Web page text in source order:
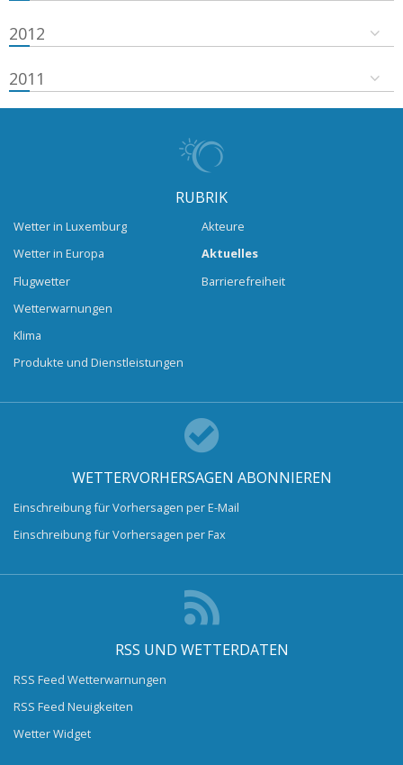
2012
2011
RUBRIK
Wetter in Luxemburg
Wetter in Europa
Flugwetter
Wetterwarnungen
Klima
Produkte und Dienstleistungen
Akteure
Aktuelles
Barrierefreiheit
WETTERVORHERSAGEN ABONNIEREN
Einschreibung für Vorhersagen per E-Mail
Einschreibung für Vorhersagen per Fax
RSS UND WETTERDATEN
RSS Feed Wetterwarnungen
RSS Feed Neuigkeiten
Wetter Widget